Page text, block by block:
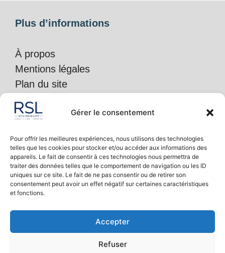
Gérer le consentement
Pour offrir les meilleures expériences, nous utilisons des technologies
telles que les cookies pour stocker et/ou accéder aux informations des
appareils. Le fait de consentir à ces technologies nous permettra de
traiter des données telles que le comportement de navigation ou les ID
uniques sur ce site. Le fait de ne pas consentir ou de retirer son
consentement peut avoir un effet négatif sur certaines caractéristiques
et fonctions.
Accepter
Refuser
Plus d’informations
À propos
Mentions légales
Plan du site
Politique de confidentialité
Accessibilité : partiellement conforme
RSL accessibilité
30, rue de l’Hermitage
T. 03 59 25 10 81